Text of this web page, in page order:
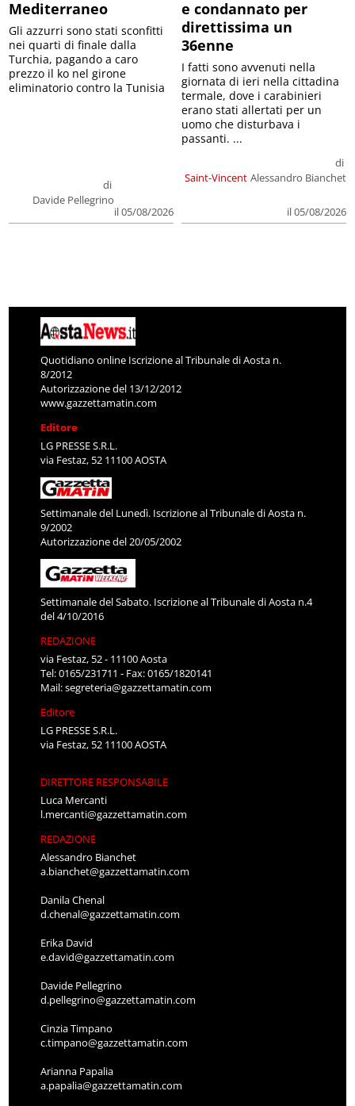
Mediterraneo
di
Davide Pellegrino
il 05/08/2026
Gli azzurri sono stati sconfitti
nei quarti di finale dalla
Turchia, pagando a caro
prezzo il ko nel girone
eliminatorio contro la Tunisia
e condannato per
direttissima un
36enne
Saint-Vincent
di
Alessandro Bianchet
il 05/08/2026
I fatti sono avvenuti nella
giornata di ieri nella cittadina
termale, dove i carabinieri
erano stati allertati per un
uomo che disturbava i
passanti. ...
Quotidiano online Iscrizione al Tribunale di Aosta n.
8/2012
Autorizzazione del 13/12/2012
www.gazzettamatin.com
Editore
LG PRESSE S.R.L.
via Festaz, 52 11100 AOSTA
Settimanale del Lunedì. Iscrizione al Tribunale di Aosta n.
9/2002
Autorizzazione del 20/05/2002
Settimanale del Sabato. Iscrizione al Tribunale di Aosta n.4
del 4/10/2016
REDAZIONE
via Festaz, 52 - 11100 Aosta
Tel: 0165/231711 - Fax: 0165/1820141
Mail:segreteria@gazzettamatin.com
Editore
LG PRESSE S.R.L.
via Festaz, 52 11100 AOSTA
DIRETTORE RESPONSABILE
Luca Mercanti
l.mercanti@gazzettamatin.com
REDAZIONE
Alessandro Bianchet
a.bianchet@gazzettamatin.com
Danila Chenal
d.chenal@gazzettamatin.com
Erika David
e.david@gazzettamatin.com
Davide Pellegrino
d.pellegrino@gazzettamatin.com
Cinzia Timpano
c.timpano@gazzettamatin.com
Arianna Papalia
a.papalia@gazzettamatin.com